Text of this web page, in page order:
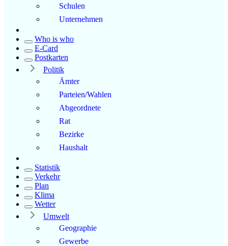
Schulen
Unternehmen
Who is who
E-Card
Postkarten
Politik
Ämter
Parteien/Wahlen
Abgeordnete
Rat
Bezirke
Haushalt
Statistik
Verkehr
Plan
Klima
Wetter
Umwelt
Geographie
Gewerbe